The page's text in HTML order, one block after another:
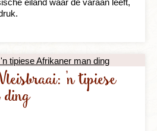
eiland waar de varaan leeft,
'n tipiese